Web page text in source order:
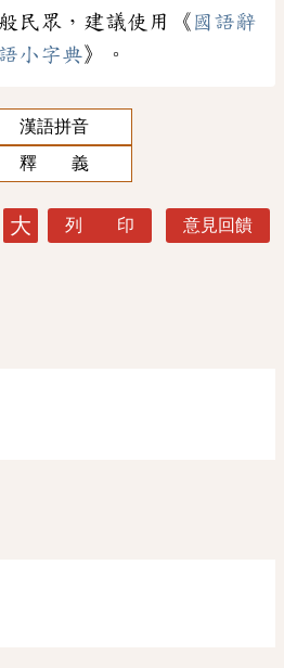
民眾，建議使用《 國語辭
小字典》。
漢語拼音
釋 義
大 列 印 意見回饋